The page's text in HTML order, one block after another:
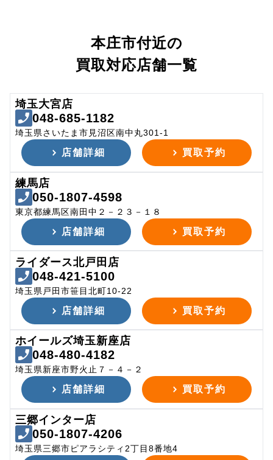
本庄市付近の
買取対応店舗一覧
埼玉大宮店
048-685-1182
埼玉県さいたま市見沼区南中丸301-1
店舗詳細 買取予約
練馬店
050-1807-4598
東京都練馬区南田中２－２３－１８
店舗詳細 買取予約
ライダース北戸田店
048-421-5100
埼玉県戸田市笹目北町10-22
店舗詳細 買取予約
ホイールズ埼玉新座店
048-480-4182
埼玉県新座市野火止７－４－２
店舗詳細 買取予約
三郷インター店
050-1807-4206
埼玉県三郷市ピアラシティ2丁目8番地4